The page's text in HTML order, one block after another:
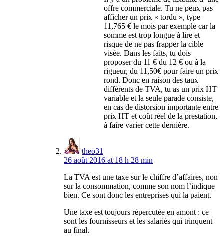
offre commerciale. Tu ne peux pas
afficher un prix « tordu », type
11,765 € le mois par exemple car la
somme est trop longue à lire et
risque de ne pas frapper la cible
visée. Dans les faits, tu dois
proposer du 11 € du 12 € ou à la
rigueur, du 11,50€ pour faire un prix
rond. Donc en raison des taux
différents de TVA, tu as un prix HT
variable et la seule parade consiste,
en cas de distorsion importante entre
prix HT et coût réel de la prestation,
à faire varier cette dernière.
theo31
26 août 2016 at 18 h 28 min
La TVA est une taxe sur le chiffre d’affaires, non
sur la consommation, comme son nom l’indique
bien. Ce sont donc les entreprises qui la paient.
Une taxe est toujours répercutée en amont : ce
sont les fournisseurs et les salariés qui trinquent
au final.